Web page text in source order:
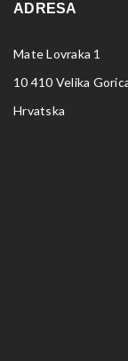
ADRESA
Mate Lovraka 1
10 410 Velika
Hrvatska